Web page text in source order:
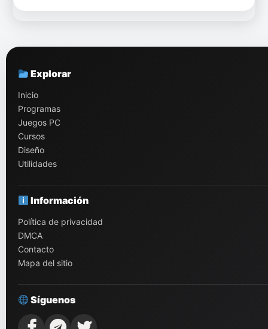
Explorar
Inicio
Programas
Juegos PC
Cursos
Diseño
Utilidades
Información
Política de privacidad
DMCA
Contacto
Mapa del sitio
Síguenos